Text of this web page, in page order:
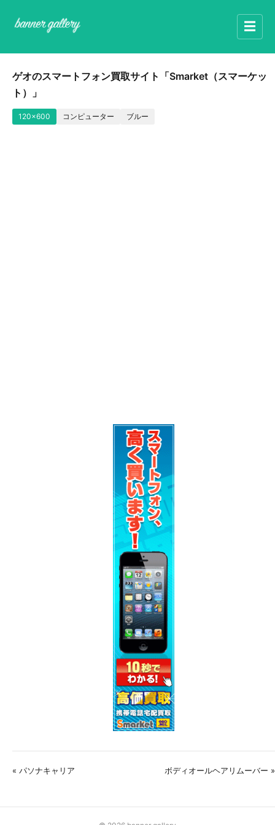
☰
ゲオのスマートフォン買取サイト「Smarket（スマーケッ
ト）」
120x600 コンピューター ブルー
« パソナキャリア ボディオールヘアリムーバー »